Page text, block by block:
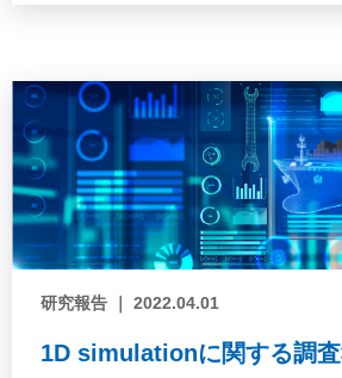
研究報告 ｜ 2022.04.01
1D simulationに関する調